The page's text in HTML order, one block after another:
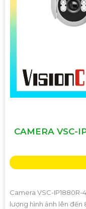
CAMERA VSC-
Camera VSC-
lượng hình ảnh lên đến